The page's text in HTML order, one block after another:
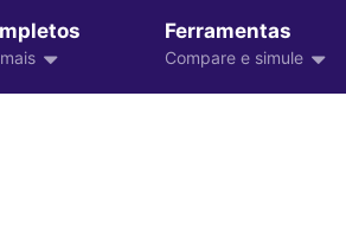
Ferramentas
Compare e simule